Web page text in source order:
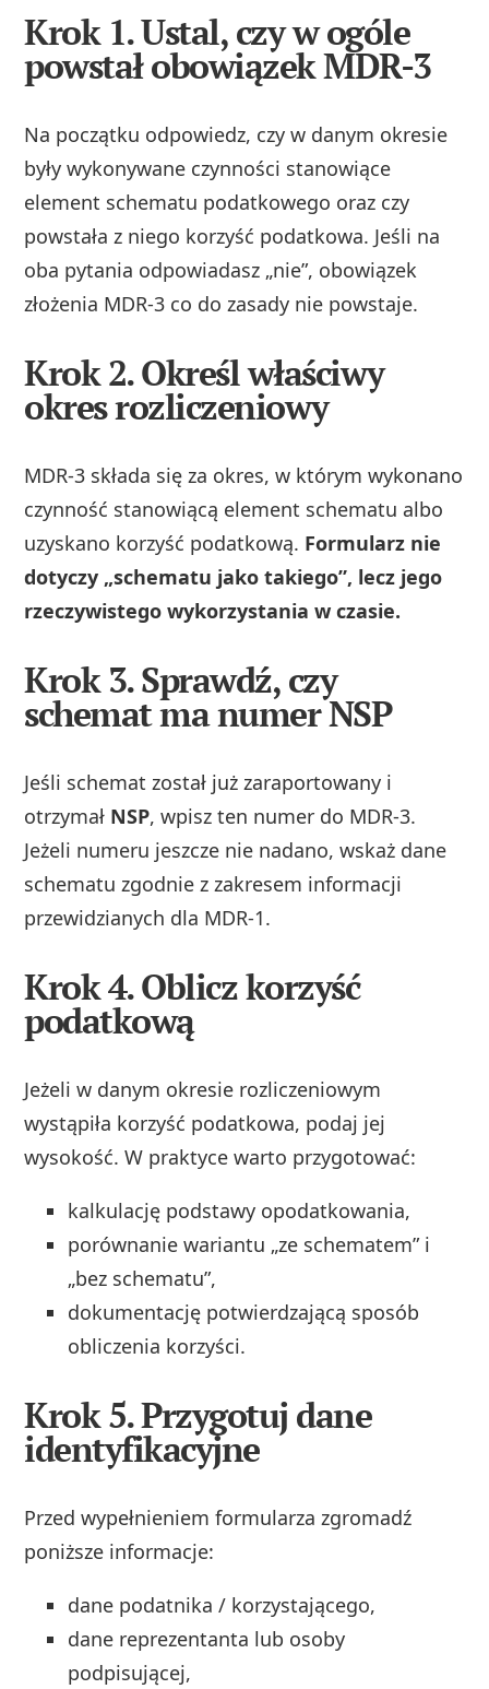
Krok 1. Ustal, czy w ogóle
powstał obowiązek MDR-3
Na początku odpowiedz, czy w danym okresie
były wykonywane czynności stanowiące
element schematu podatkowego oraz czy
powstała z niego korzyść podatkowa. Jeśli na
oba pytania odpowiadasz „nie”, obowiązek
złożenia MDR-3 co do zasady nie powstaje.
Krok 2. Określ właściwy
okres rozliczeniowy
MDR-3 składa się za okres, w którym wykonano
czynność stanowiącą element schematu albo
uzyskano korzyść podatkową. Formularz nie
dotyczy „schematu jako takiego”, lecz jego
rzeczywistego wykorzystania w czasie.
Krok 3. Sprawdź, czy
schemat ma numer NSP
Jeśli schemat został już zaraportowany i
otrzymał NSP, wpisz ten numer do MDR-3.
Jeżeli numeru jeszcze nie nadano, wskaż dane
schematu zgodnie z zakresem informacji
przewidzianych dla MDR-1.
Krok 4. Oblicz korzyść
podatkową
Jeżeli w danym okresie rozliczeniowym
wystąpiła korzyść podatkowa, podaj jej
wysokość. W praktyce warto przygotować:
kalkulację podstawy opodatkowania,
porównanie wariantu „ze schematem” i
„bez schematu”,
dokumentację potwierdzającą sposób
obliczenia korzyści.
Krok 5. Przygotuj dane
identyfikacyjne
Przed wypełnieniem formularza zgromadź
poniższe informacje:
dane podatnika / korzystającego,
dane reprezentanta lub osoby
podpisującej,